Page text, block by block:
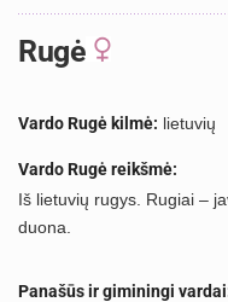
Rugė
Vardo Rugė kilmė: lietuvių
Vardo Rugė reikšmė:
Iš lietuvių rugys. Rugiai –
duona.
Panašūs ir giminingi